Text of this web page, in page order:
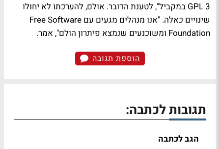
GPL 3 במקביל", לטענת הדובר. אולם, להערכתו לא יחולו
שינויים כאלה. "אנו מנהלים מגעים עם Free Software
Foundation ומשוכנעים שנמצא פיתרון הולם", אמר.
הוספת תגובה
תגובות לכתבה:
הגב לכתבה